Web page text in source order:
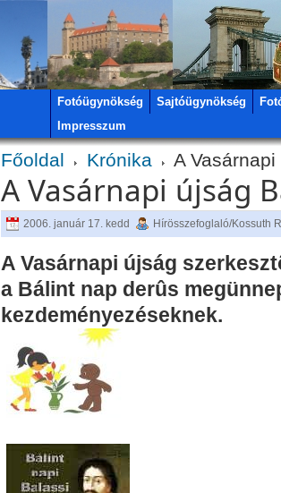
Fotóügynökség Sajtóügynökség
Impresszum
Főoldal Krónika A
A Vasárnapi újság
2006. január 17. kedd Hírösszefoglaló/Kossuth
A Vasárnapi újság
a Bálint nap derûs
kezdeményezéseknek.